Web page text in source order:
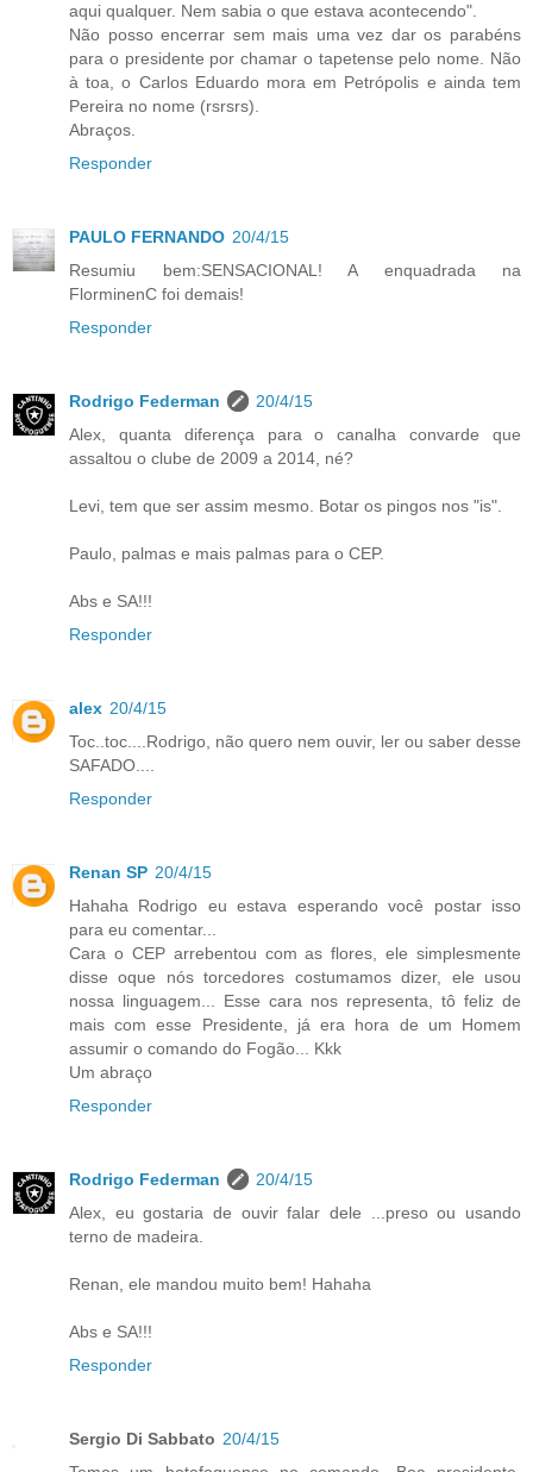
aqui qualquer. Nem sabia o que estava acontecendo".
Não posso encerrar sem mais uma vez dar os parabéns
para o presidente por chamar o tapetense pelo nome. Não
à toa, o Carlos Eduardo mora em Petrópolis e ainda tem
Pereira no nome (rsrsrs).
Abraços.
Responder
PAULO FERNANDO 20/4/15
Resumiu bem:SENSACIONAL! A enquadrada na
FlorminenC foi demais!
Responder
Rodrigo Federman
20/4/15
Alex, quanta diferença para o canalha convarde que
assaltou o clube de 2009 a 2014, né?
Levi, tem que ser assim mesmo. Botar os pingos nos "is".
Paulo, palmas e mais palmas para o CEP.
Abs e SA!!!
Responder
alex 20/4/15
Toc..toc....Rodrigo, não quero nem ouvir, ler ou saber desse
SAFADO....
Responder
Renan SP 20/4/15
Hahaha Rodrigo eu estava esperando você postar isso
para eu comentar...
Cara o CEP arrebentou com as flores, ele simplesmente
disse oque nós torcedores costumamos dizer, ele usou
nossa linguagem... Esse cara nos representa, tô feliz de
mais com esse Presidente, já era hora de um Homem
assumir o comando do Fogão... Kkk
Um abraço
Responder
Rodrigo Federman
20/4/15
Alex, eu gostaria de ouvir falar dele ...preso ou usando
terno de madeira.
Renan, ele mandou muito bem! Hahaha
Abs e SA!!!
Responder
Sergio Di Sabbato 20/4/15